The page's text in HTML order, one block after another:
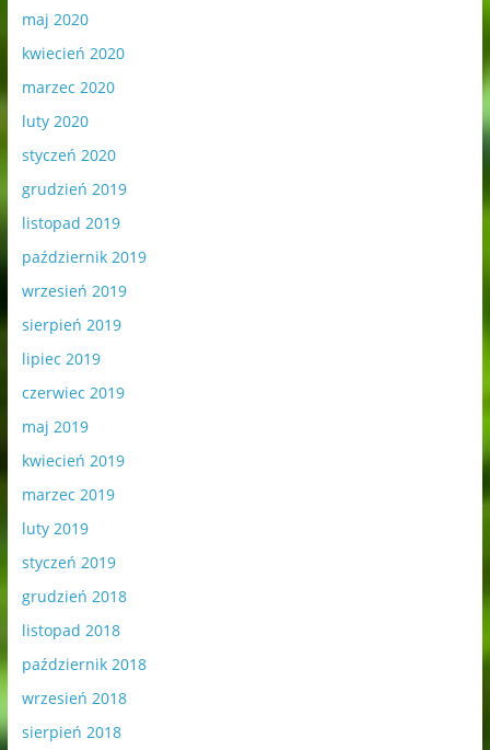
maj 2020
kwiecień 2020
marzec 2020
luty 2020
styczeń 2020
grudzień 2019
listopad 2019
październik 2019
wrzesień 2019
sierpień 2019
lipiec 2019
czerwiec 2019
maj 2019
kwiecień 2019
marzec 2019
luty 2019
styczeń 2019
grudzień 2018
listopad 2018
październik 2018
wrzesień 2018
sierpień 2018